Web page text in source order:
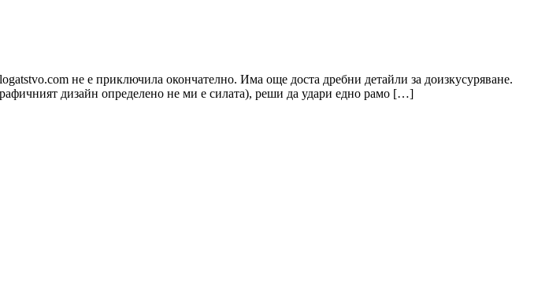
не е приключила окончателно. Има още доста дребни детайли за доизкусуряване.
дизайн определено не ми е силата), реши да удари едно рамо […]